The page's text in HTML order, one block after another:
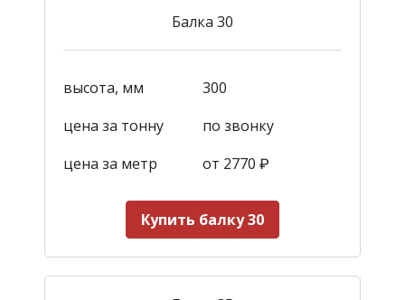
Балка 30
высота, мм
300
цена за тонну
по звонку
цена за метр
от 2770 ₽
Купить балку 30